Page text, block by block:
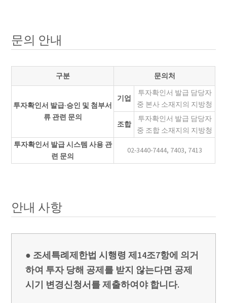
문의 안내
구분 문의처
투자확인서 발급·승인 및 첨부서
류 관련 문의
기업
투자확인서 발급 담당자
중 본사 소재지의 지방청
조합
투자확인서 발급 담당자
중 조합 소재지의 지방청
투자확인서 발급 시스템 사용 관
련 문의
02-3440-7444, 7403, 7413
안내 사항
● 조세특례제한법 시행령 제14조7항에 의거
하여 투자 당해 공제를 받지 않는다면 공제
시기 변경신청서를 제출하여야 합니다.